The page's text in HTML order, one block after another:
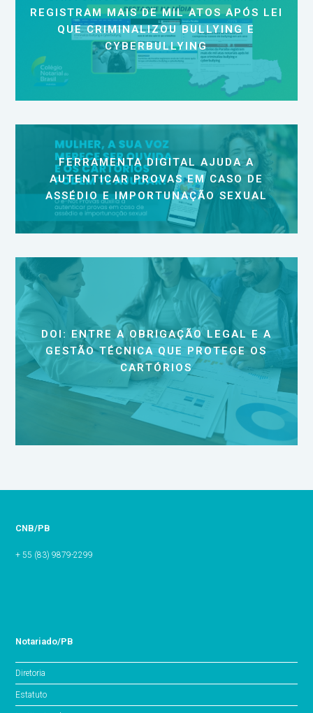
REGISTRAM MAIS DE MIL ATOS APÓS LEI
QUE CRIMINALIZOU BULLYING E
CYBERBULLYING
FERRAMENTA DIGITAL AJUDA A
AUTENTICAR PROVAS EM CASO DE
ASSÉDIO E IMPORTUNAÇÃO SEXUAL
DOI: ENTRE A OBRIGAÇÃO LEGAL E A
GESTÃO TÉCNICA QUE PROTEGE OS
CARTÓRIOS
CNB/PB
+ 55 (83) 9879-2299
Notariado/PB
Diretoria
Estatuto